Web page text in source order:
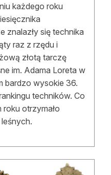
każdego roku
znalazły się technika
raz z rzędu i
złotą tarczę
im. Adama Loreta w
bardzo wysokie 36.
techników. Co
otrzymało